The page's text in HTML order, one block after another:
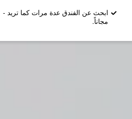
ابحث عن الفندق عدة مرات كما تريد -
مجاناً.